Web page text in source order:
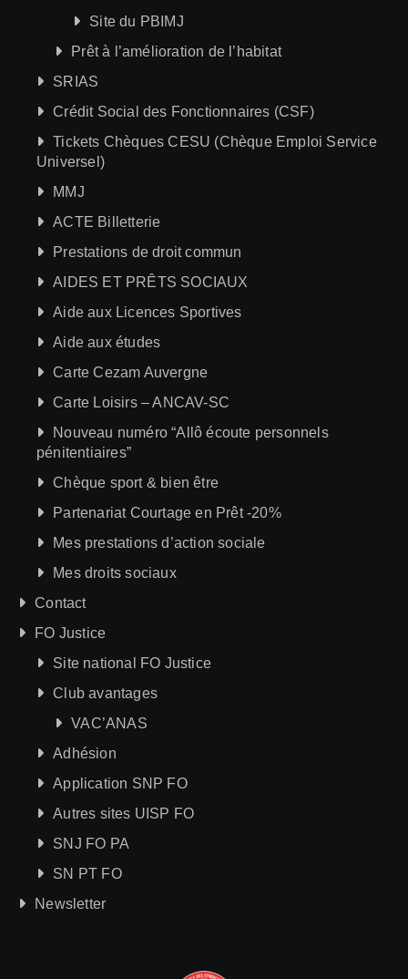
Site du PBIMJ
Prêt à l’amélioration de l’habitat
SRIAS
Crédit Social des Fonctionnaires (CSF)
Tickets Chèques CESU (Chèque Emploi Service
Universel)
MMJ
ACTE Billetterie
Prestations de droit commun
AIDES ET PRÊTS SOCIAUX
Aide aux Licences Sportives
Aide aux études
Carte Cezam Auvergne
Carte Loisirs – ANCAV-SC
Nouveau numéro “Allô écoute personnels
pénitentiaires”
Chèque sport & bien être
Partenariat Courtage en Prêt -20%
Mes prestations d’action sociale
Mes droits sociaux
Contact
FO Justice
Site national FO Justice
Club avantages
VAC’ANAS
Adhésion
Application SNP FO
Autres sites UISP FO
SNJ FO PA
SN PT FO
Newsletter